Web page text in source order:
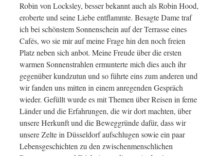
Robin von Locksley, besser bekannt auch als Robin Hood,
eroberte und seine Liebe entflammte. Besagte Dame traf
ich bei schönstem Sonnenschein auf der Terrasse eines
Cafés, wo sie mir auf meine Frage hin den noch freien
Platz neben sich anbot. Meine Freude über die ersten
warmen Sonnenstrahlen ermunterte mich dies auch ihr
gegenüber kundzutun und so führte eins zum anderen und
wir fanden uns mitten in einem anregenden Gespräch
wieder. Gefüllt wurde es mit Themen über Reisen in ferne
Länder und die Erfahrungen, die wir dort machten, über
unsere Herkunft und die Beweggründe dafür, dass wir
unsere Zelte in Düsseldorf aufschlugen sowie ein paar
Lebensgeschichten zu den zwischenmenschlichen